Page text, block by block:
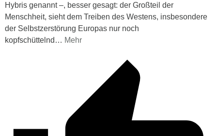
Hybris genannt –, besser gesagt: der Großteil der
Menschheit, sieht dem Treiben des Westens, insbesondere
der Selbstzerstörung Europas nur noch
kopfschüttelnd … Mehr